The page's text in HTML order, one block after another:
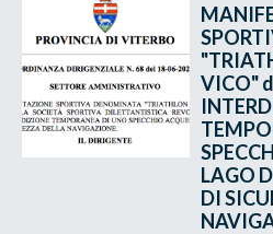
VICO"
LAGO
DI